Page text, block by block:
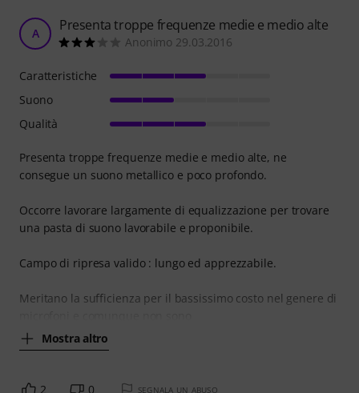
A Presenta troppe frequenze medie e medio alte
Anonimo 29.03.2016
Presenta troppe frequenze medie e medio alte, ne
consegue un suono metallico e poco profondo.
Occorre lavorare largamente di equalizzazione per trovare
una pasta di suono lavorabile e proponibile.
Campo di ripresa valido : lungo ed apprezzabile.
Meritano la sufficienza per il bassissimo costo nel genere di
Mostra altro
Caratteristiche
Suono
Qualità
2 0 SEGNALA UN ABUSO